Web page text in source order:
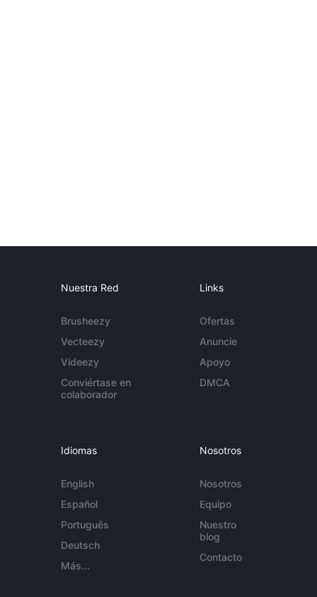
Nuestra Red
Brusheezy
Vecteezy
Videezy
Conviértase en
colaborador
Links
Ofertas
Anuncie
Apoyo
DMCA
Idiomas
English
Español
Português
Deutsch
Más...
Nosotros
Nosotros
Equipo
Nuestro
blog
Contacto